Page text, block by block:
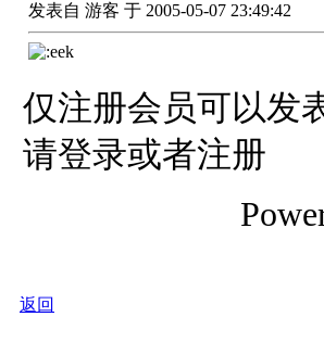
发表自 游客 于 2005-05-07 23:49:42
仅注册会员可以发
请登录或者注册
返回